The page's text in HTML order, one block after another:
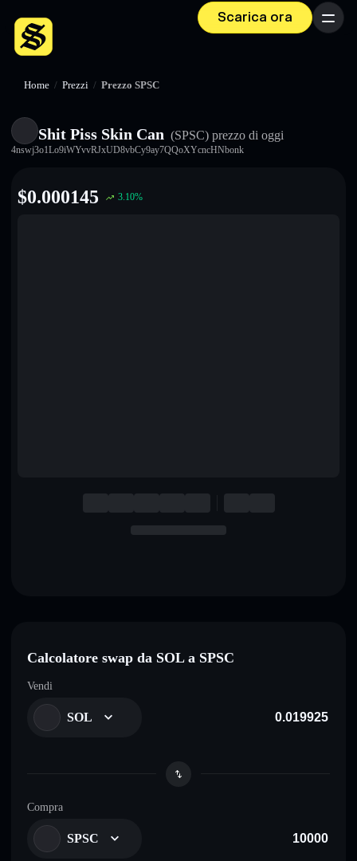
Scarica ora Menu
Home / Prezzi / Prezzo SPSC
Shit Piss Skin Can (SPSC) prezzo di oggi
4nswj3o1Lo9iWYvvRJxUD8vbCy9ay7QQoXYcncHNbonk
$0.000145 3.10%
Calcolatore swap da SOL a SPSC
Vendi
SOL
Compra
SPSC